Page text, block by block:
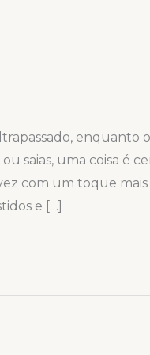
enquanto
saias, uma coisa é
com um toque
e […]